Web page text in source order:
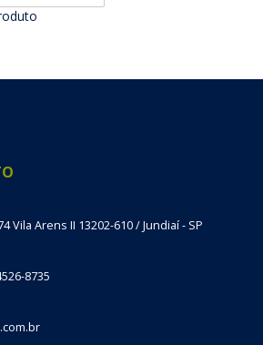
Vila Arens II 13202-610/Jundiaí- SP
8735